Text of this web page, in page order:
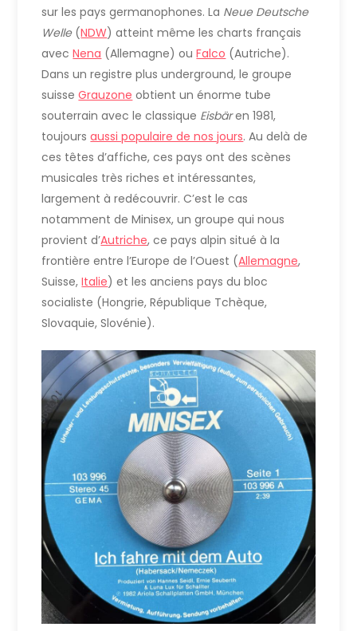
sur les pays germanophones. La Neue Deutsche
Welle (NDW) atteint même les charts français
avecNena (Allemagne) ouFalco (Autriche).
Dans un registre plus underground, le groupe
suisseGrauzone obtient un énorme tube
souterrain avec le classique Eisbären 1981,
toujoursaussi populaire de nos jours. Au delà de
ces têtes d’affiche, ces pays ont des scènes
musicales très riches et intéressantes,
largement à redécouvrir. C’est le cas
notamment de Minisex, un groupe qui nous
provient d’Autriche, ce pays alpin situé à la
frontière entre l’Europe de l’Ouest (Allemagne,
Suisse,Italie) et les anciens pays du bloc
socialiste (Hongrie, République Tchèque,
Slovaquie, Slovénie).